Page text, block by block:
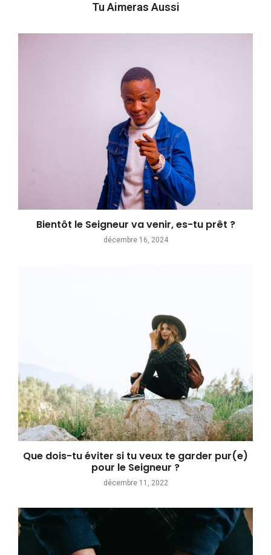
Tu Aimeras Aussi
Bientôt le Seigneur va venir, es-tu prêt ?
décembre 16, 2024
Que dois-tu éviter si tu veux te garder pur(e)
pour le Seigneur ?
décembre 11, 2022